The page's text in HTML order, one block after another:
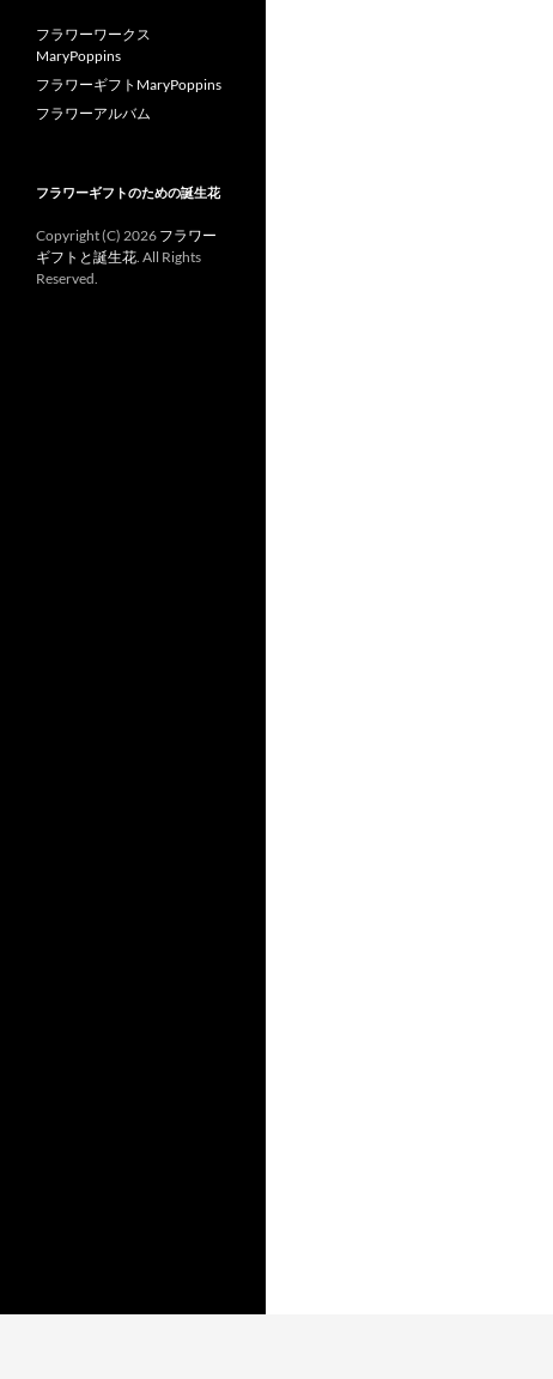
フラワーワークス
MaryPoppins
フラワーギフトMaryPoppins
フラワーアルバム
フラワーギフトのための誕生花
Copyright (C) 2026 フラワー
ギフトと誕生花. All Rights
Reserved.